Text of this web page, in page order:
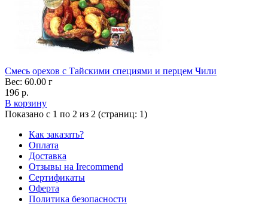
Смесь орехов с Тайскими специями и перцем Чили
Вес: 60.00 г
196 р.
В корзину
Показано с 1 по 2 из 2 (страниц: 1)
Как заказать?
Оплата
Доставка
Отзывы на Irecommend
Сертификаты
Оферта
Политика безопасности